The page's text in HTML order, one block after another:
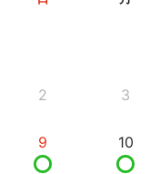
2 3
9 10